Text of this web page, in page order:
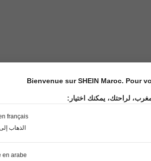
Bienvenue sur SHEIN Maroc. Pour
لراحتك، يمكنك اختيار:
français
الذهاب
en arabe